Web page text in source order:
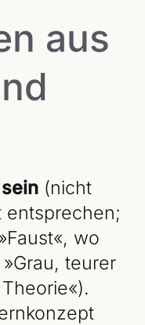
aus
(nicht
entsprechen;
wo
teurer